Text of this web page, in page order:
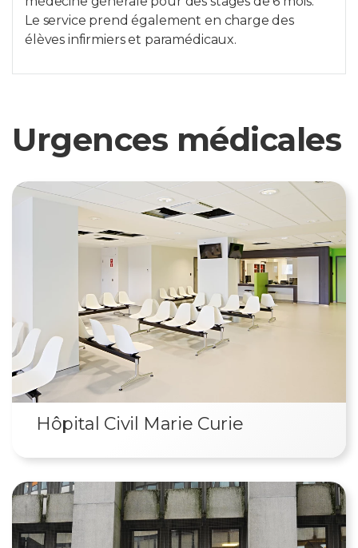
Le service prend également en charge des
élèves infirmiers et paramédicaux.
Simulation) qui permet la
formation des professionnels de la
santé via des mannequins de
Des mannequins adultes et de
nouveau-né sont mis à disposition
divers scénarios d'intervention,
suivis d'un debriefing.
Collaborateurs
Urgences médicales
Hôpital Civil Marie Curie